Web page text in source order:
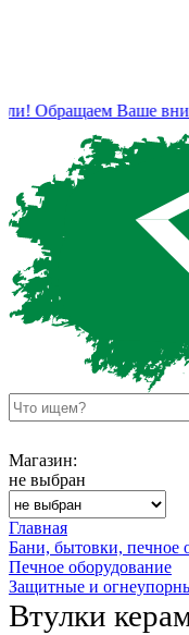
Обращаем Ваше
Магазин:
не выбран
Главная
Бани, бытовки, печное
Печное оборудование
Защитные и
Втулки